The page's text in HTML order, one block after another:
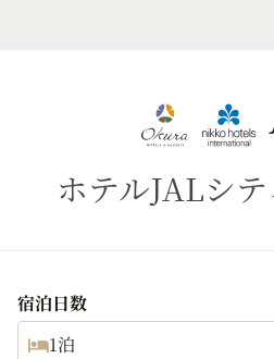
ホテルJALシ
宿泊日数
1泊